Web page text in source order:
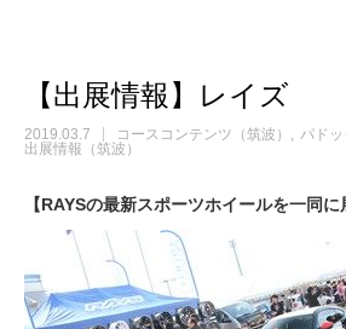
【出展情報】レイズ
2019.03.7 コースコンテンツ（筑波）
パドッ
出展情報（筑波）
【RAYSの最新スポーツホイールを一同に